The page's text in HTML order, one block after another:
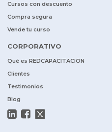
Cursos con descuento
Compra segura
Vende tu curso
CORPORATIVO
Qué es REDCAPACITACION
Clientes
Testimonios
Blog